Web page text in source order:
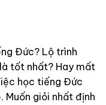
Đức? Lộ trình
tốt nhất? Hay mất
học tiếng Đức
Muốn giỏi nhất định